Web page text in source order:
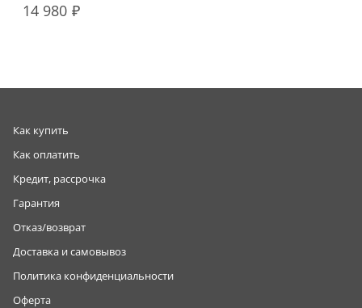
14 980
Как купить
Как оплатить
Кредит, рассрочка
Гарантия
Отказ/возврат
Доставка и самовывоз
Политика конфиденциальности
Оферта